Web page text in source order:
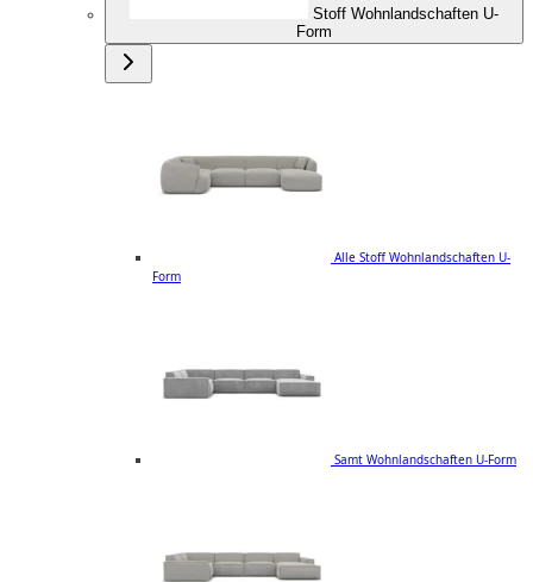
Stoff Wohnlandschaften U-
Form
Alle Stoff Wohnlandschaften U-
Form
Samt Wohnlandschaften U-Form